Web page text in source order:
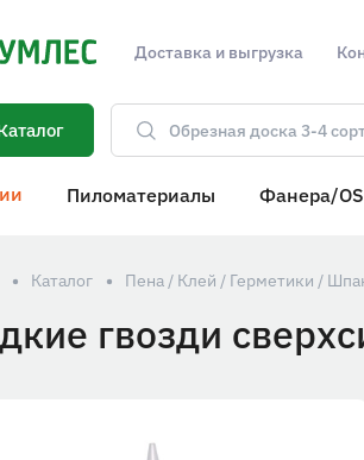
Доставка и выгрузка
Пиломатериалы Фанера/
Каталог Пена / Клей / Герметики /
гвозди